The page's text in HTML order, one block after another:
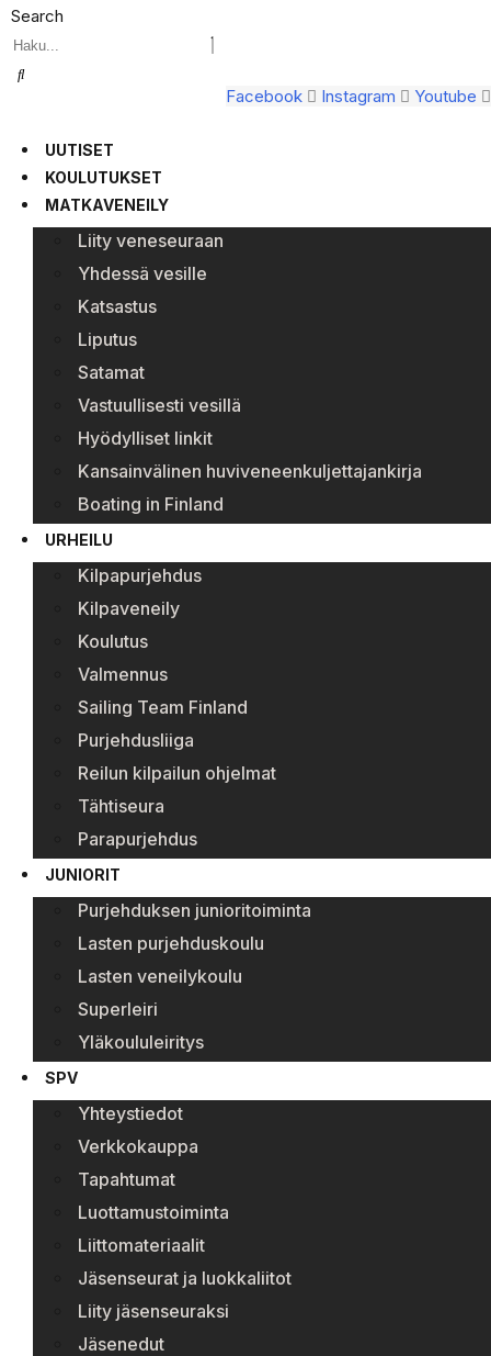
Search
Facebook Instagram Youtube
UUTISET
KOULUTUKSET
MATKAVENEILY
Liity veneseuraan
Yhdessä vesille
Katsastus
Liputus
Satamat
Vastuullisesti vesillä
Hyödylliset linkit
Kansainvälinen huviveneenkuljettajankirja
Boating in Finland
URHEILU
Kilpapurjehdus
Kilpaveneily
Koulutus
Valmennus
Sailing Team Finland
Purjehdusliiga
Reilun kilpailun ohjelmat
Tähtiseura
Parapurjehdus
JUNIORIT
Purjehduksen junioritoiminta
Lasten purjehduskoulu
Lasten veneilykoulu
Superleiri
Yläkoululeiritys
SPV
Yhteystiedot
Verkkokauppa
Tapahtumat
Luottamustoiminta
Liittomateriaalit
Jäsenseurat ja luokkaliitot
Liity jäsenseuraksi
Jäsenedut